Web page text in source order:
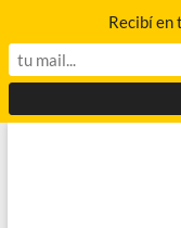
Recibí en